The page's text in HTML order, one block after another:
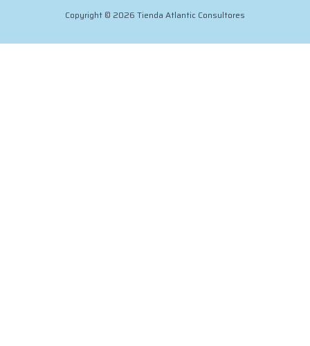
Copyright © 2026 Tienda Atlantic Consultores